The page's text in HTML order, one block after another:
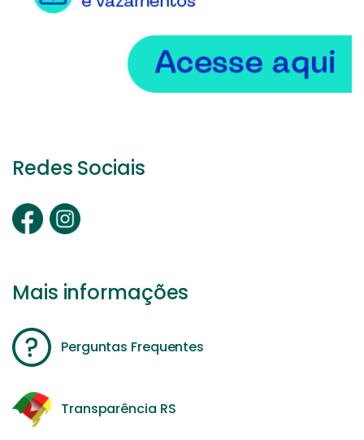
Redes Sociais
Mais informações
Perguntas Frequentes
Transparência RS